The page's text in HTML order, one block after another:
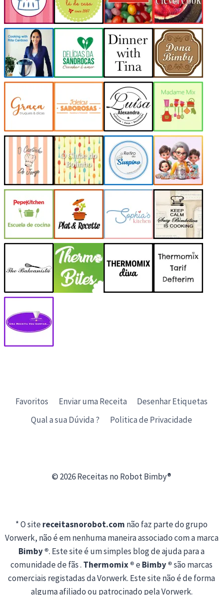
Favoritos Enviar uma Receita
Desenhar Etiquetas
Qual a sua Dúvida ?
Politica de Privacidade
© 2026 Receitas no Robot Bimby®
* O sitereceitasnorobot.com não faz parte do grupo
Vorwerk, não é em nenhuma maneira associado com a marca
Bimby ®. Este site é um simples blog de ajuda para a
comunidade de fãs . Thermomix ®eBimby ®são marcas
comerciais registadas da Vorwerk. Este site não é de forma
alguma afiliado ou patrocinado pela Vorwerk.